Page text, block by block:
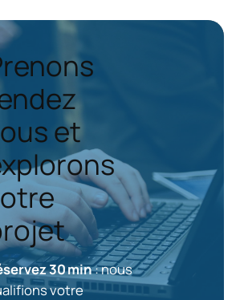
et
30 min: nous
votre